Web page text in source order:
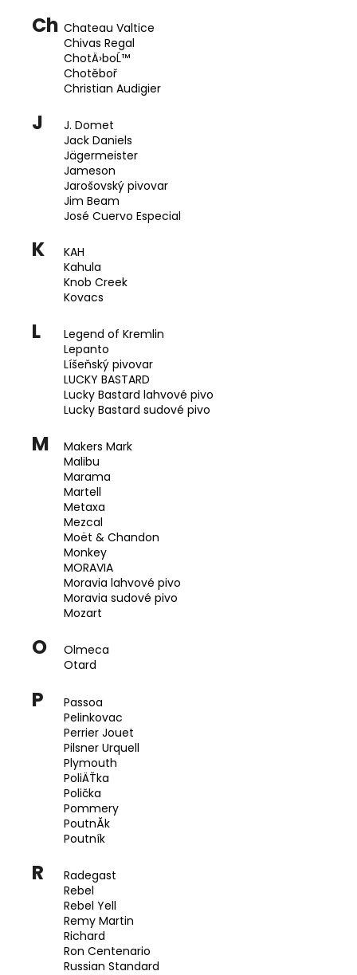
Ch Chateau Valtice
Chivas Regal
ChotÄ›boĹ™
Chotěboř
Christian Audigier
J
J. Domet
Jack Daniels
Jägermeister
Jameson
Jarošovský pivovar
Jim Beam
José Cuervo Especial
K
KAH
Kahula
Knob Creek
Kovacs
L
Legend of Kremlin
Lepanto
Líšeňský pivovar
LUCKY BASTARD
Lucky Bastard lahvové pivo
Lucky Bastard sudové pivo
M
Makers Mark
Malibu
Marama
Martell
Metaxa
Mezcal
Moët & Chandon
Monkey
MORAVIA
Moravia lahvové pivo
Moravia sudové pivo
Mozart
O
Olmeca
Otard
P
Passoa
Pelinkovac
Perrier Jouet
Pilsner Urquell
Plymouth
PoliÄŤka
Polička
Pommery
PoutnĂ­k
Poutník
R
Radegast
Rebel
Rebel Yell
Remy Martin
Richard
Ron Centenario
Russian Standard